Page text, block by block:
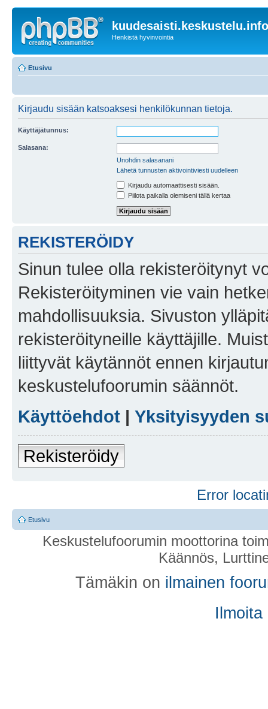
kuudesaisti.keskustelu.info
Henkistä hyvinvointia
Etusivu
Kirjaudu sisään katsoaksesi henkilökunnan tietoja.
Käyttäjätunnus:
Salasana:
Unohdin salasanani
Lähetä tunnusten aktivointiviesti uudelleen
Kirjaudu automaattisesti sisään.
Piilota paikalla olemiseni tällä kertaa
REKISTERÖIDY
Sinun tulee olla rekisteröitynyt
Rekisteröityminen vie vain
mahdollisuuksia. Sivuston
rekisteröityneille käyttäjille.
liittyvät käytännöt ennen
keskustelufoorumin säännöt.
Käyttöehdot | Yksityisyyden
Rekisteröidy
Error
Etusivu
Keskustelufoorumin moottorina
Käännös,
Tämäkin on ilmainen